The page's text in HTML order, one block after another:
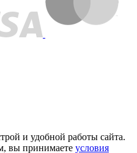
и удобной работы сайта.
вы принимаете условия